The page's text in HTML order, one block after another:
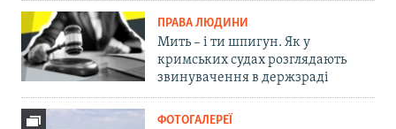
ПРАВА ЛЮДИНИ
Мить – і ти шпигун. Як у
кримських судах розглядають
звинувачення в держзраді
ФОТОГАЛЕРЕЇ